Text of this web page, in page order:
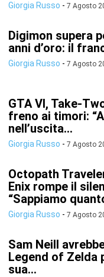
Giorgia Russo - 7 Agosto
Digimon supera
anni d’oro: il
Giorgia Russo - 7 Agosto
GTA VI, Take-
freno ai timori:
nell’uscita...
Giorgia Russo - 7 Agosto
Octopath
Enix rompe il
“Sappiamo
Giorgia Russo - 7 Agosto
Sam Neill
Legend of Zelda
sua...